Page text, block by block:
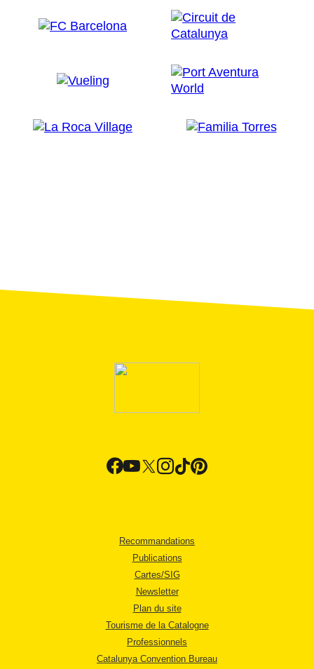
Recommandations
Publications
Cartes/SIG
Newsletter
Plan du site
Tourisme de la Catalogne
Professionnels
Catalunya Convention Bureau